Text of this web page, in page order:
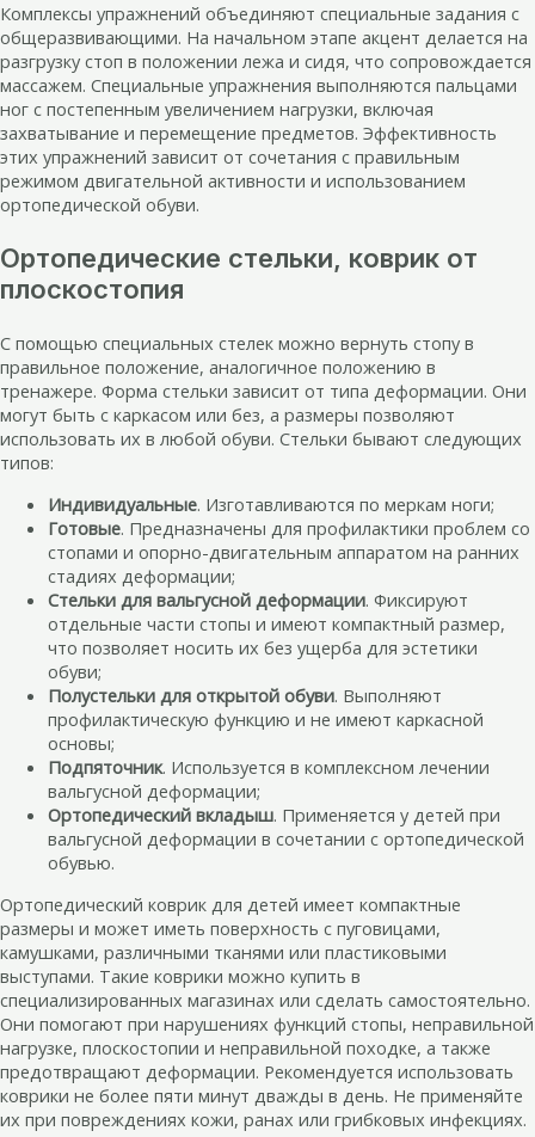
Комплексы упражнений объединяют специальные задания с
общеразвивающими. На начальном этапе акцент делается на
разгрузку стоп в положении лежа и сидя, что сопровождается
массажем. Специальные упражнения выполняются пальцами
ног с постепенным увеличением нагрузки, включая
захватывание и перемещение предметов. Эффективность
этих упражнений зависит от сочетания с правильным
режимом двигательной активности и использованием
ортопедической обуви.
Ортопедические стельки, коврик от
плоскостопия
С помощью специальных стелек можно вернуть стопу в
правильное положение, аналогичное положению в
тренажере. Форма стельки зависит от типа деформации. Они
могут быть с каркасом или без, а размеры позволяют
использовать их в любой обуви. Стельки бывают следующих
типов:
Индивидуальные. Изготавливаются по меркам ноги;
Готовые. Предназначены для профилактики проблем со
стопами и опорно-двигательным аппаратом на ранних
стадиях деформации;
Стельки для вальгусной деформации. Фиксируют
отдельные части стопы и имеют компактный размер,
что позволяет носить их без ущерба для эстетики
обуви;
Полустельки для открытой обуви. Выполняют
профилактическую функцию и не имеют каркасной
основы;
Подпяточник. Используется в комплексном лечении
вальгусной деформации;
Ортопедический вкладыш. Применяется у детей при
вальгусной деформации в сочетании с ортопедической
обувью.
Ортопедический коврик для детей имеет компактные
размеры и может иметь поверхность с пуговицами,
камушками, различными тканями или пластиковыми
выступами. Такие коврики можно купить в
специализированных магазинах или сделать самостоятельно.
Они помогают при нарушениях функций стопы, неправильной
нагрузке, плоскостопии и неправильной походке, а также
предотвращают деформации. Рекомендуется использовать
коврики не более пяти минут дважды в день. Не применяйте
их при повреждениях кожи, ранах или грибковых инфекциях.